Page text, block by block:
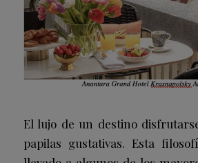
El lujo de un destino
papilas gustativas. Esta